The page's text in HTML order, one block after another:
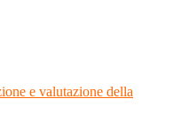
e valutazione della